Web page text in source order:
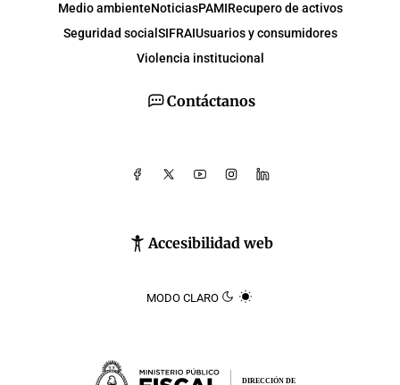
Contáctanos
Accesibilidad web
MODO CLARO
Medio ambienteNoticiasPAMIRecupero de activos
Seguridad social SIFRAIUsuarios y consumidores
Violencia institucional
DIRECCIÓN DE